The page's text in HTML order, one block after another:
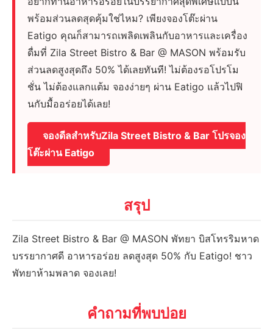
พร้อมส่วนลดสุดคุ้มใช่ไหม? เพียงจองโต๊ะผ่าน
Eatigo คุณก็สามารถเพลิดเพลินกับอาหารและเครื่อง
ดื่มที่ Zila Street Bistro & Bar @ MASON พร้อมรับ
ส่วนลดสูงสุดถึง 50% ได้เลยทันที! ไม่ต้องรอโปรโม
ชั่น ไม่ต้องแลกแต้ม จองง่ายๆ ผ่าน Eatigo แล้วไปฟิ
นกับมื้ออร่อยได้เลย!
จองดีลสำหรับZila Street Bistro & Bar โปรจอง
โต๊ะผ่าน Eatigo
สรุป
Zila Street Bistro & Bar @ MASON พัทยา บิสโทรริมหาด
บรรยากาศดี อาหารอร่อย ลดสูงสุด 50% กับ Eatigo! ชาว
พัทยาห้ามพลาด จองเลย!
คำถามที่พบบ่อย